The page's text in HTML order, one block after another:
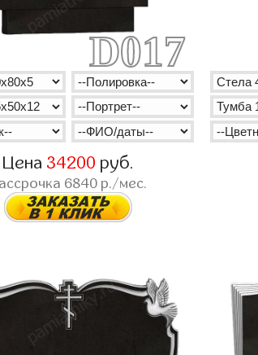
D017
Цена 34200 руб.
6840р./мес.